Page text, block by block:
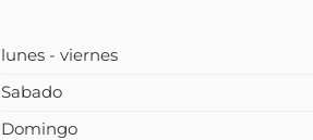
lunes - viernes
Sabado
Domingo